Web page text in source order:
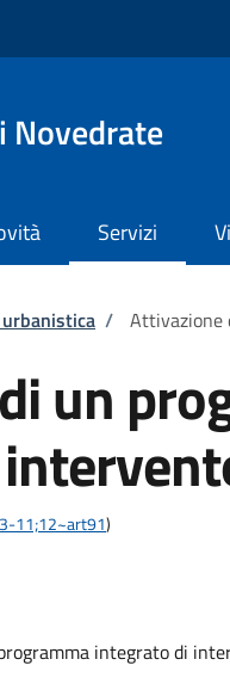
Novedrate
Servizi
/ Attivazione
un
11;12~art91)
integrato di